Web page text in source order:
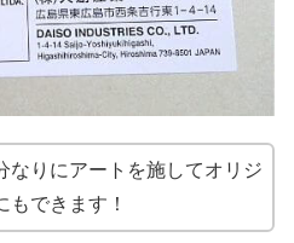
なりにアートを施してオリジ
もできます！